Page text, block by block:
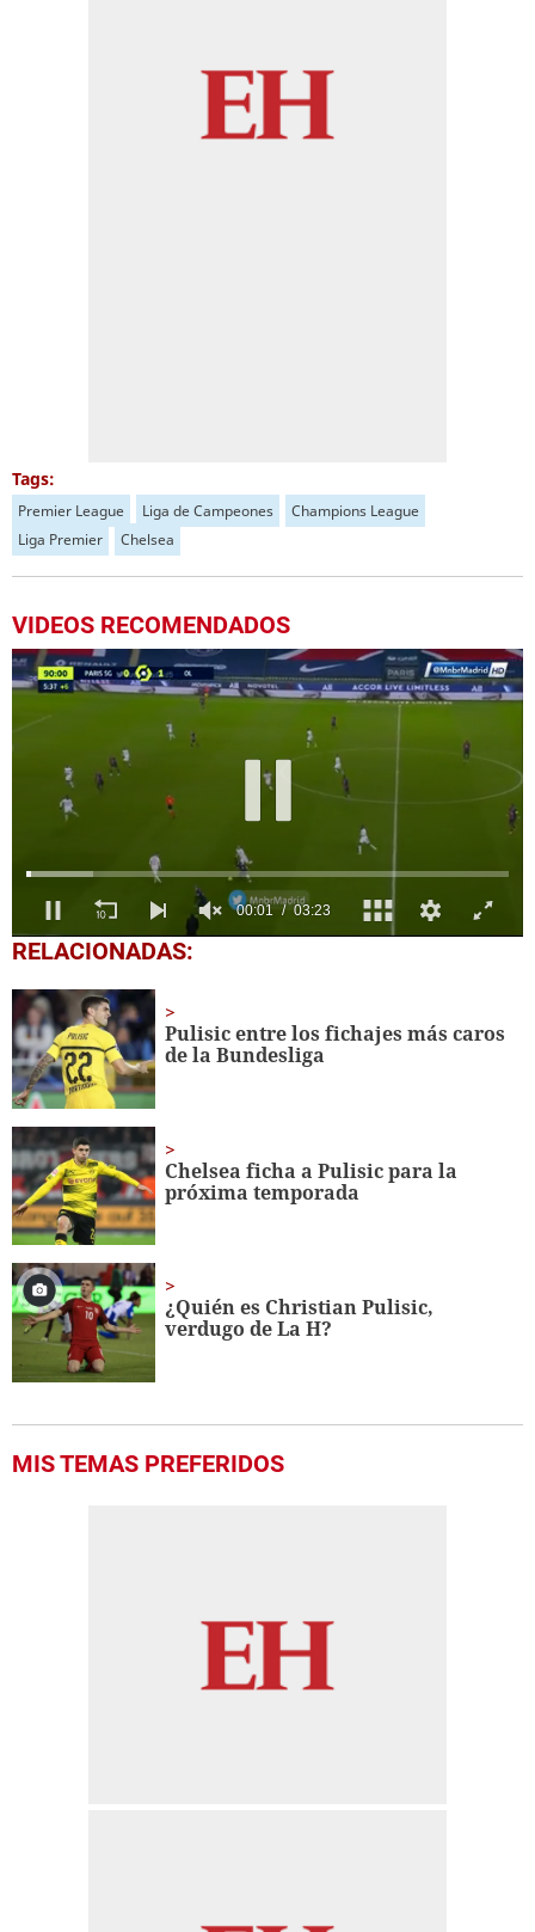
Tags:
Premier League Liga de Campeones
Champions League
Liga Premier
Chelsea
VIDEOS RECOMENDADOS
0
seconds
3
minutes,
23
seconds
RELACIONADAS:
Pulisic entre los fichajes más caros
de la Bundesliga
Chelsea ficha a Pulisic para la
próxima temporada
¿Quién es Christian Pulisic,
verdugo de La H?
MIS TEMAS PREFERIDOS